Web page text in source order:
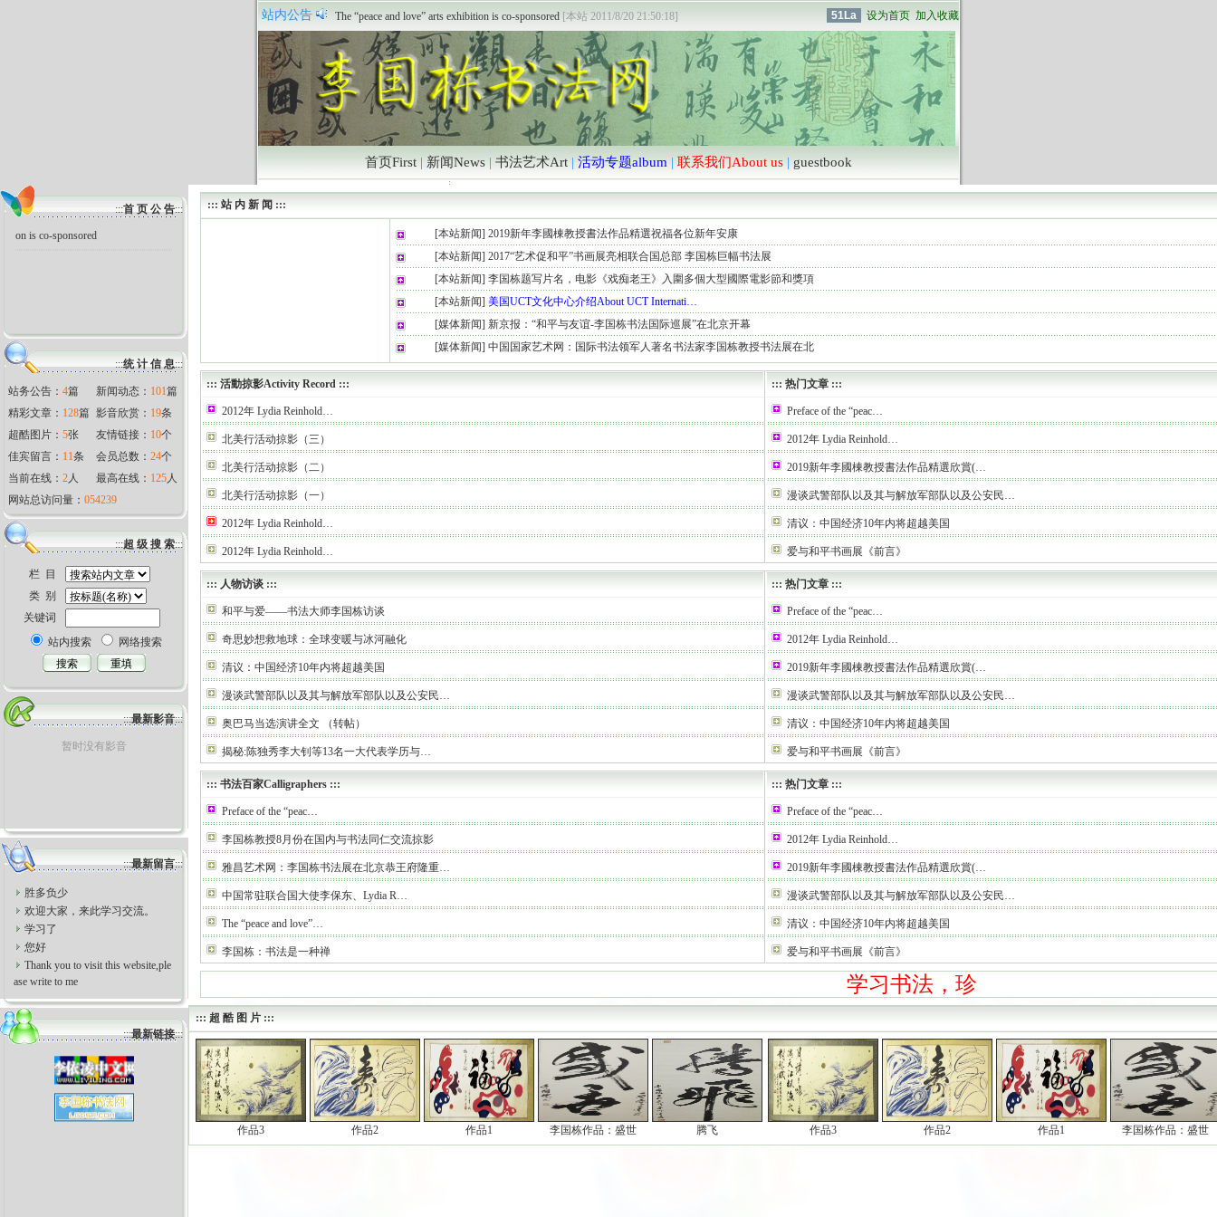
站内公告
The “peace and love” arts exhibition is co-sponsored [本站 2011/8/20 21:50:18]
祝贺本站正式开通 [本站 2011/6/18 12:39:04] 51La 设为首页 加入收藏
首页First | 新闻News | 书法艺术Art | 活动专题album | 联系我们About us | guestbook
:::首 页 公 告:::
The “peace and love” arts exhibiti
:::统 计 信 息:::
站务公告： 4篇 新闻动态： 101篇
精彩文章： 128篇 影音欣赏： 19条
超酷图片： 5张 友情链接： 10个
佳宾留言： 11条 会员总数： 24个
当前在线： 2人 最高在线： 125人
网站总访问量： 054239
:::超 级 搜 索:::
栏 目
类 别
关键词
站内搜索
网络搜索
:::最新影音:::
暂时没有影音
:::最新留言:::
胜多负少
欢迎大家，来此学习交流。
学习了
您好
Thank you to visit this website,ple
ase write to me
:::最新链接:::
::: 站 内 新 闻 :::
[本站新闻] 2019新年李國棟教授書法作品精選祝福各位新年安康
[本站新闻] 2017“艺术促和平”书画展亮相联合国总部 李国栋巨幅书法展
[本站新闻] 李国栋题写片名，电影《戏痴老王》入圍多個大型國際電影節和獎項
[本站新闻] 美国UCT文化中心介绍About UCT Internati…
[媒体新闻] 新京报：“和平与友谊-李国栋书法国际巡展”在北京开幕
[媒体新闻] 中国国家艺术网：国际书法领军人著名书法家李国栋教授书法展在北
::: 活動掠影Activity Record :::
2012年 Lydia Reinhold…
北美行活动掠影（三）
北美行活动掠影（二）
北美行活动掠影（一）
2012年 Lydia Reinhold…
2012年 Lydia Reinhold…
::: 热门文章 :::
Preface of the “peac…
2012年 Lydia Reinhold…
2019新年李國棟教授書法作品精選欣賞(…
漫谈武警部队以及其与解放军部队以及公安民…
清议：中国经济10年内将超越美国
爱与和平书画展《前言》
::: 人物访谈 :::
和平与爱——书法大师李国栋访谈
奇思妙想救地球：全球变暖与冰河融化
清议：中国经济10年内将超越美国
漫谈武警部队以及其与解放军部队以及公安民…
奥巴马当选演讲全文 （转帖）
揭秘:陈独秀李大钊等13名一大代表学历与…
::: 热门文章 :::
Preface of the “peac…
2012年 Lydia Reinhold…
2019新年李國棟教授書法作品精選欣賞(…
漫谈武警部队以及其与解放军部队以及公安民…
清议：中国经济10年内将超越美国
爱与和平书画展《前言》
::: 书法百家Calligraphers :::
Preface of the “peac…
李国栋教授8月份在国内与书法同仁交流掠影
雅昌艺术网：李国栋书法展在北京恭王府隆重…
中国常驻联合国大使李保东、Lydia R…
The “peace and love”…
李国栋：书法是一种禅
::: 热门文章 :::
Preface of the “peac…
2012年 Lydia Reinhold…
2019新年李國棟教授書法作品精選欣賞(…
漫谈武警部队以及其与解放军部队以及公安民…
清议：中国经济10年内将超越美国
爱与和平书画展《前言》
学习书法，珍爱传统！
::: 超 酷 图 片 :::
作品3 作品2 作品1 李国栋作品：盛世 腾飞 作品3 作品2 作品1 李国栋作品：盛世